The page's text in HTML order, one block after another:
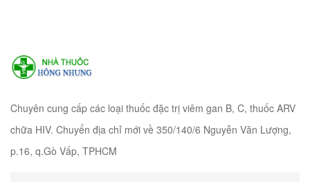
Chuyên cung cấp các loại thuốc đặc trị viêm gan B, C, thuốc ARV
chữa HIV. Chuyển địa chỉ mới về 350/140/6 Nguyễn Văn Lượng,
p.16, q.Gò Vấp, TPHCM